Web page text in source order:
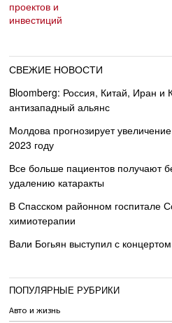
СВЕЖИЕ НОВОСТИ
Bloomberg: Россия, Китай, Иран
антизападный альянс
Молдова прогнозирует
2023 году
Все больше пациентов получают
удалению катаракты
В Спасском районном госпитале
химиотерапии
Вали Богьян выступил с
ПОПУЛЯРНЫЕ РУБРИКИ
Авто и жизнь